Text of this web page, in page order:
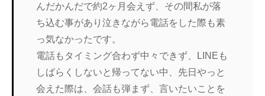
んだかんだで約2ヶ月会えず、その間私が落
ち込む事があり泣きながら電話をした際も素
っ気なかったです。
電話もタイミング合わず中々できず、LINEも
しばらくしないと帰ってない中、先日やっと
会えた際は、会話も弾まず、言いたいことを